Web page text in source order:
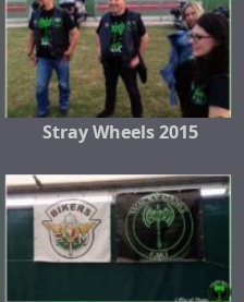
Stray Wheels 2015